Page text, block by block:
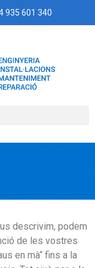
935 601 340
descrivim, podem
de les vostres
en mà“ fins a la